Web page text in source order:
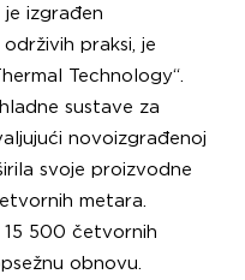
je izgrađen
praksi, je
Technology“.
sustave za
novoizgrađenoj
svoje proizvodne
metara.
15 500 četvornih
obnovu.